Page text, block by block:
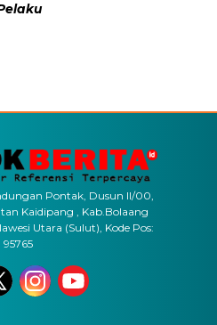
Pontak, Dusun II/00,
Kaidipang , Kab.Bolaang
Utara (Sulut), Kode Pos:
95765